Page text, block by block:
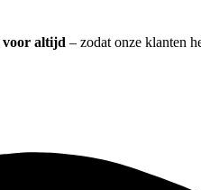
voor altijd – zodat onze klanten